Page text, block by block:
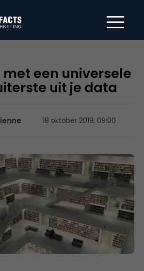
met een universele
uit je data
18 oktober 2019, 09:00